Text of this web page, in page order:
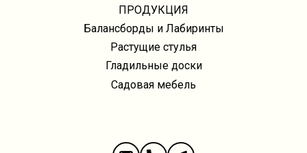
ПРОДУКЦИЯ
Балансборды и Лабиринты
Растущие стулья
Гладильные доски
Садовая мебель